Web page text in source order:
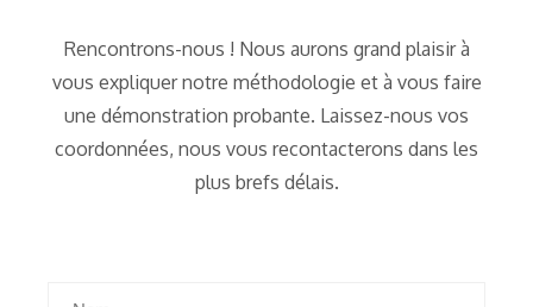
Rencontrons-nous ! Nous aurons grand plaisir à
vous expliquer notre méthodologie et à vous faire
une démonstration probante. Laissez-nous vos
coordonnées, nous vous recontacterons dans les
plus brefs délais.